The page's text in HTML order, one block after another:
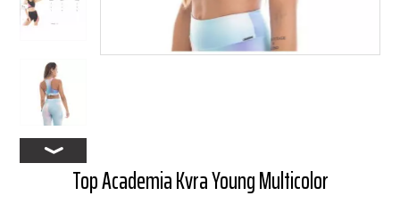
Top Academia Kvra Young Multicolor